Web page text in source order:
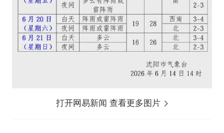
打开网易新闻 查看更多图片